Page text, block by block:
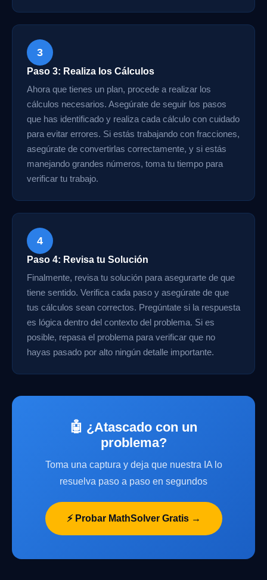
3
Paso 3: Realiza los Cálculos
Ahora que tienes un plan, procede a realizar los
cálculos necesarios. Asegúrate de seguir los pasos
que has identificado y realiza cada cálculo con cuidado
para evitar errores. Si estás trabajando con fracciones,
asegúrate de convertirlas correctamente, y si estás
manejando grandes números, toma tu tiempo para
verificar tu trabajo.
4
Paso 4: Revisa tu Solución
Finalmente, revisa tu solución para asegurarte de que
tiene sentido. Verifica cada paso y asegúrate de que
tus cálculos sean correctos. Pregúntate si la respuesta
es lógica dentro del contexto del problema. Si es
posible, repasa el problema para verificar que no
hayas pasado por alto ningún detalle importante.
🤖 ¿Atascado con un
problema?
Toma una captura y deja que nuestra IA lo
resuelva paso a paso en segundos
⚡ Probar MathSolver Gratis →